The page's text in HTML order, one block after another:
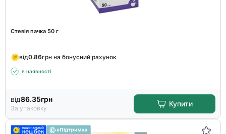
Стевія пачка 50 г
від0.86грн на бонусний рахунок
в наявності
від86.35грн
За упаковку
Купити